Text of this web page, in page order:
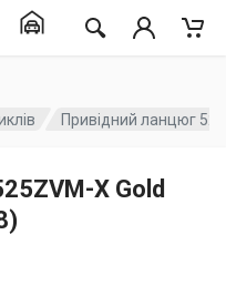
Привідний ланцюг
X Gold